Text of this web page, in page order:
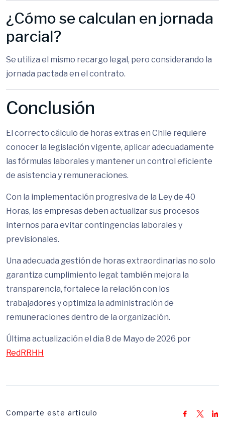
¿Cómo se calculan en jornada
parcial?
Se utiliza el mismo recargo legal, pero considerando la
jornada pactada en el contrato.
Conclusión
El correcto cálculo de horas extras en Chile requiere
conocer la legislación vigente, aplicar adecuadamente
las fórmulas laborales y mantener un control eficiente
de asistencia y remuneraciones.
Con la implementación progresiva de la Ley de 40
Horas, las empresas deben actualizar sus procesos
internos para evitar contingencias laborales y
previsionales.
Una adecuada gestión de horas extraordinarias no solo
garantiza cumplimiento legal: también mejora la
transparencia, fortalece la relación con los
trabajadores y optimiza la administración de
remuneraciones dentro de la organización.
Última actualización el dia 8 de Mayo de 2026 por
RedRRHH
Comparte este articulo